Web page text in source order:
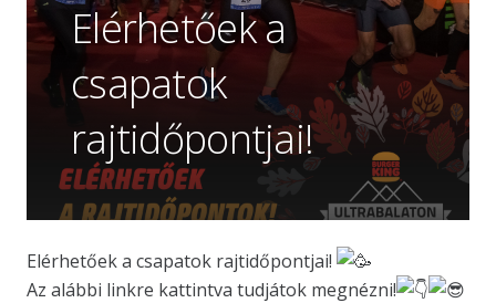
Elérhetőek a
csapatok
rajtidőpontjai!
Elérhetőek a csapatok rajtidőpontjai!
Az alábbi linkre kattintva tudjátok megnézni!